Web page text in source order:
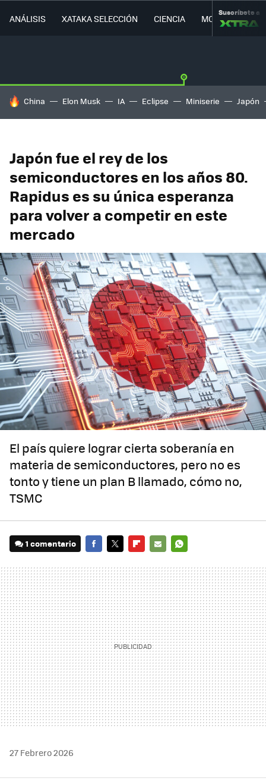
ANÁLISIS XATAKA SELECCIÓN CIENCIA MOVILIDAD
Suscríbete a
HOY SE HABLA DE
China Elon Musk IA Eclipse Miniserie Japón
Japón fue el rey de los
semiconductores en los años 80.
Rapidus es su única esperanza
para volver a competir en este
mercado
El país quiere lograr cierta soberanía en
materia de semiconductores, pero no es
tonto y tiene un plan B llamado, cómo no,
TSMC
1 comentario
MAIL
27 Febrero 2026